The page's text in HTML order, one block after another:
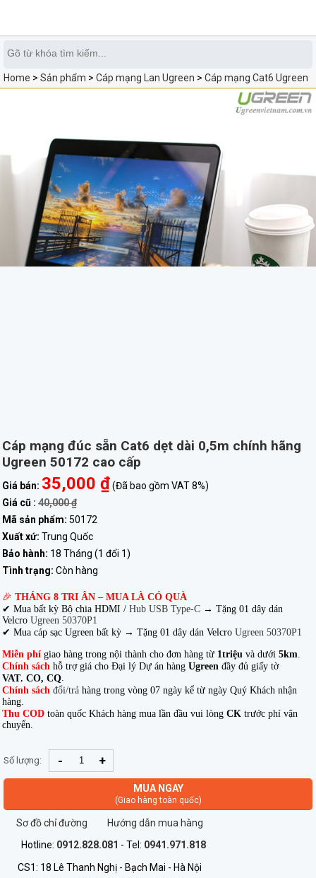
Home > Sản phẩm > Cáp mạng Lan Ugreen > Cáp mạng Cat6 Ugreen
Cáp mạng đúc sẵn Cat6 dẹt dài 0,5m chính hãng
Ugreen 50172 cao cấp
Giá bán: 35,000 ₫(Đã bao gồm VAT 8%)
Giá cũ : 40,000 ₫
Mã sản phẩm: 50172
Xuất xứ: Trung Quốc
Bảo hành: 18 Tháng (1 đổi 1)
Tình trạng: Còn hàng
🎉 THÁNG 8 TRI ÂN – MUA LÀ CÓ QUÀ
✔ Mua bất kỳ Bộ chia HDMI / Hub USB Type-C → Tặng 01 dây dán
Velcro Ugreen 50370P1
✔ Mua cáp sạc Ugreen bất kỳ → Tặng 01 dây dán Velcro Ugreen 50370P1
Miễn phí giao hàng trong nội thành cho đơn hàng từ 1triệu và dưới 5km.
Chính sách hỗ trợ giá cho Đại lý Dự án hàng Ugreen đầy đủ giấy tờ
VAT, CO, CQ.
Chính sách đổi/trả hàng trong vòng 07 ngày kể từ ngày Quý Khách nhận
hàng.
Thu COD toàn quốc Khách hàng mua lần đầu vui lòng CK trước phí vận
chuyển.
Số lượng: - +
MUA NGAY
(Giao hàng toàn quốc)
Sơ đồ chỉ đường
Hướng dẫn mua hàng
Hotline: 0912.828.081 - Tel: 0941.971.818
CS1: 18 Lê Thanh Nghị - Bạch Mai - Hà Nội